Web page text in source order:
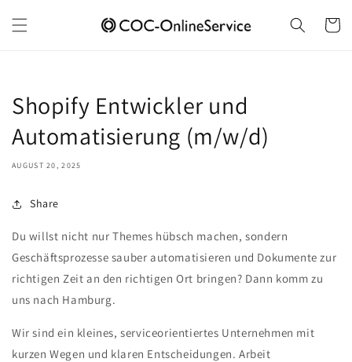
content
Cart
Shopify Entwickler und
Automatisierung (m/w/d)
AUGUST 20, 2025
Share
Du willst nicht nur Themes hübsch machen, sondern
Geschäftsprozesse sauber automatisieren und Dokumente zur
richtigen Zeit an den richtigen Ort bringen? Dann komm zu
uns nach Hamburg.
Wir sind ein kleines, serviceorientiertes Unternehmen mit
kurzen Wegen und klaren Entscheidungen. Arbeit